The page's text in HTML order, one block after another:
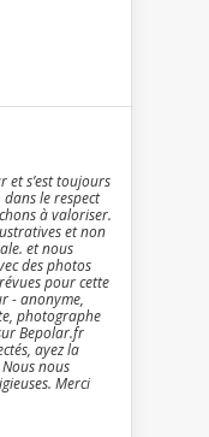
et s’est toujours
le respect
à valoriser.
et non
et nous
des photos
pour cette
- anonyme,
photographe
Bepolar.fr
ayez la
nous
Merci